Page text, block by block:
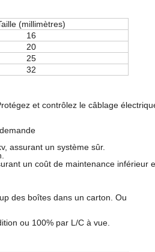
(millimètres)
16
20
25
32
et contrôlez le câblage
assurant un système sûr.
un coût de maintenance inférieur
des boîtes dans un carton. Ou
ou 100% par L/C à vue.